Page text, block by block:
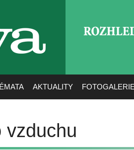
AKTUALITY
vzduchu